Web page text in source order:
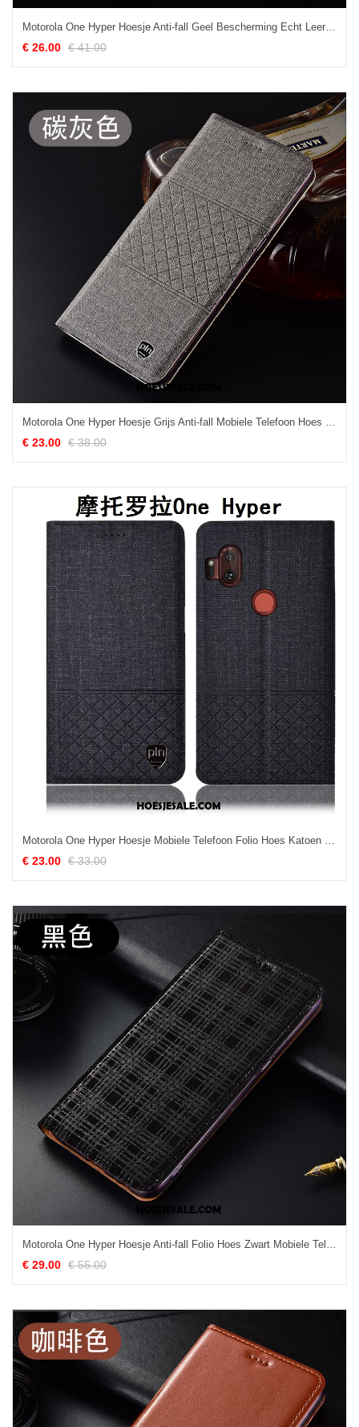
Motorola One Hyper Hoesje Anti-fall Geel Bescherming Echt Leer Folio Sale
€ 26.00 € 41.00
€ 23.00 € 38.00
€ 23.00 € 33.00
€ 29.00 € 55.00